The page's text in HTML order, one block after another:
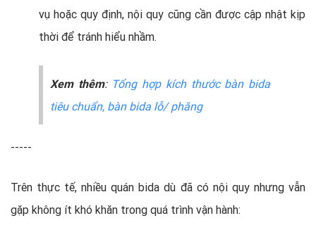
vụ hoặc quy định, nội quy cũng cần được cập nhật kịp
thời để tránh hiểu nhầm.
Xem thêm: Tổng hợp kích thước bàn bida
tiêu chuẩn, bàn bida lỗ/ phăng
-----
Trên thực tế, nhiều quán bida dù đã có nội quy nhưng vẫn
gặp không ít khó khăn trong quá trình vận hành: